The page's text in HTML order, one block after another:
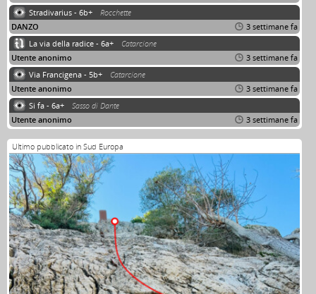
Stradivarius - 6b+
Rocchette
DANZO
3 settimane fa
La via della radice - 6a+
Catarcione
Utente anonimo
3 settimane fa
Via Francigena - 5b+
Catarcione
Utente anonimo
3 settimane fa
Si fa - 6a+
Sasso di Dante
Utente anonimo
3 settimane fa
Ultimo pubblicato in Sud Europa